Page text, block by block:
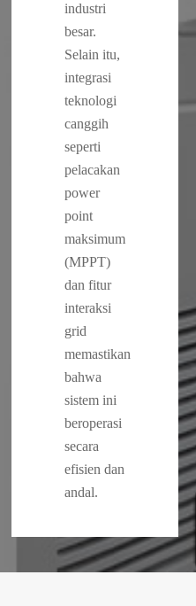
industri
besar.
Selain itu,
integrasi
teknologi
canggih
seperti
pelacakan
power
point
maksimum
(MPPT)
dan fitur
interaksi
grid
memastikan
bahwa
sistem ini
beroperasi
secara
efisien dan
andal.